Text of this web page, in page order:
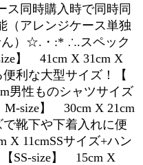
ス同時購入時で同時同
（アレンジケース単独
ん）☆.・:* ∴.スペック
】 41cm X 31cm X
利な大型サイズ！【
男性ものシャツサイズ
M-size】 30cm X 21cm
靴下や下着入れに便
X 11cmSSサイズ+ハン
SS-size】 15cm X